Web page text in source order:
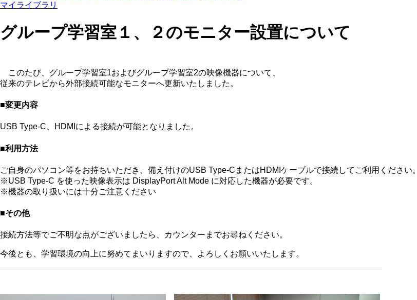
マイライブラリ
グループ学習室１、２のモニター設置について
このたび、グループ学習室1およびグループ学習室2の映像機器について、
従来のテレビから外部接続可能なモニターへ更新いたしました。
■変更内容
USB Type-C、HDMIによる接続が可能となりました。
■利用方法
ご自身のパソコン等をお持ちいただき、備え付けのUSB Type-CまたはHDMIケーブルで接続してご利用ください。
※USB Type-C を使った映像表示は DisplayPort Alt Mode に対応した機器が必要です。
※機器の取り扱いには十分ご注意ください
■その他
接続方法等でご不明な点がございましたら、カウンターまでお尋ねください。
今後とも、学習環境の向上に努めてまいりますので、よろしくお願いいたします。